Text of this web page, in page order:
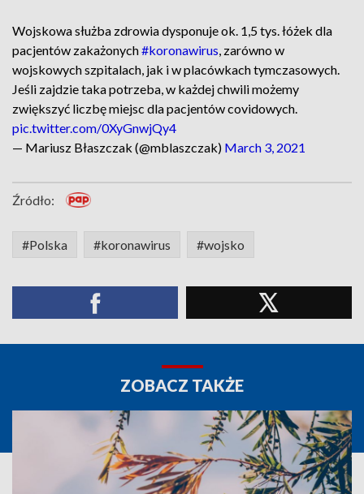
Wojskowa służba zdrowia dysponuje ok. 1,5 tys. łóżek dla
pacjentów zakażonych#koronawirus, zarówno w
wojskowych szpitalach, jak i w placówkach tymczasowych.
Jeśli zajdzie taka potrzeba, w każdej chwili możemy
zwiększyć liczbę miejsc dla pacjentów covidowych.
pic.twitter.com/0XyGnwjQy4
— Mariusz Błaszczak (@mblaszczak) March 3, 2021
Źródło:
#Polska #koronawirus #wojsko
ZOBACZ TAKŻE